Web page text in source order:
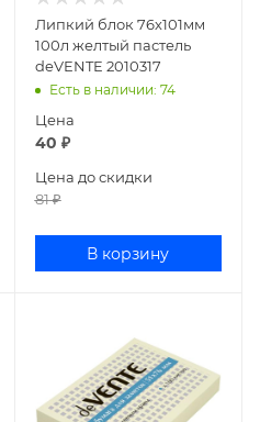
Липкий блок 76х101мм
100л желтый пастель
deVENTE 2010317
Есть в наличии: 74
Цена
40 ₽
Цена до скидки
81₽
В корзину